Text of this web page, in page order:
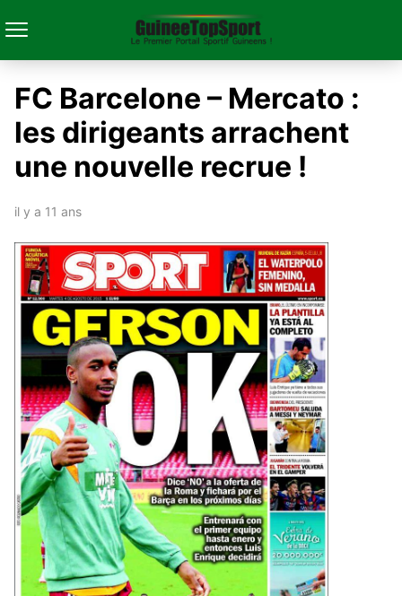
FC Barcelone – Mercato :
les dirigeants arrachent
une nouvelle recrue !
il y a 11 ans